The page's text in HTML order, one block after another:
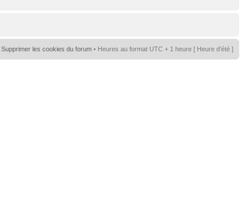
Supprimer les cookies du forum • Heures au format UTC + 1 heure [ Heure d’été ]